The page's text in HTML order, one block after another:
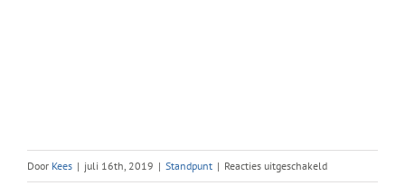
Door Kees | juli 16th, 2019 | Standpunt | Reacties uitgeschakeldvoor
ARBEIDSRECHT